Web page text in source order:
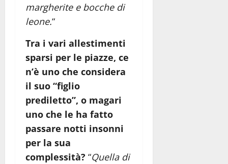
margherite e bocche di
leone.“
Tra i vari allestimenti
sparsi per le piazze, ce
n’è uno che considera
il suo “figlio
prediletto”, o magari
uno che le ha fatto
passare notti insonni
per la sua
complessità? “Quella di